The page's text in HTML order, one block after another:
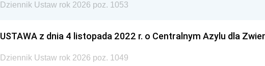
Dziennik Ustaw rok 2026 poz. 1053
USTAWA z dnia 4 listopada 2022 r. o Centralnym Azylu dla
Dziennik Ustaw rok 2026 poz. 1049